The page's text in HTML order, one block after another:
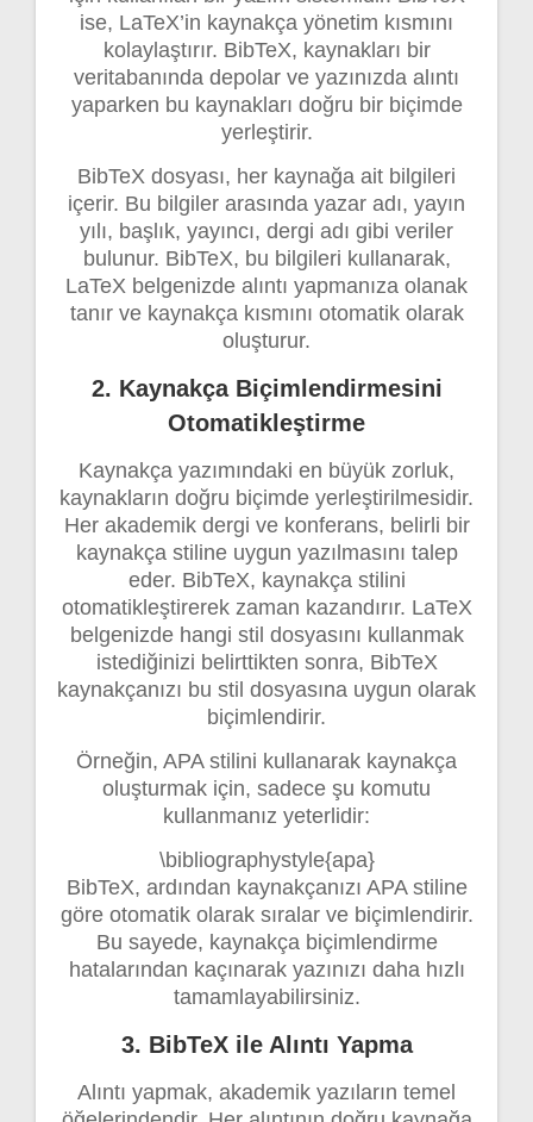
ise, LaTeX’in kaynakça yönetim kısmını
kolaylaştırır. BibTeX, kaynakları bir
veritabanında depolar ve yazınızda alıntı
yaparken bu kaynakları doğru bir biçimde
yerleştirir.
BibTeX dosyası, her kaynağa ait bilgileri
içerir. Bu bilgiler arasında yazar adı, yayın
yılı, başlık, yayıncı, dergi adı gibi veriler
bulunur. BibTeX, bu bilgileri kullanarak,
LaTeX belgenizde alıntı yapmanıza olanak
tanır ve kaynakça kısmını otomatik olarak
oluşturur.
2. Kaynakça Biçimlendirmesini
Otomatikleştirme
Kaynakça yazımındaki en büyük zorluk,
kaynakların doğru biçimde yerleştirilmesidir.
Her akademik dergi ve konferans, belirli bir
kaynakça stiline uygun yazılmasını talep
eder. BibTeX, kaynakça stilini
otomatikleştirerek zaman kazandırır. LaTeX
belgenizde hangi stil dosyasını kullanmak
istediğinizi belirttikten sonra, BibTeX
kaynakçanızı bu stil dosyasına uygun olarak
biçimlendirir.
Örneğin, APA stilini kullanarak kaynakça
oluşturmak için, sadece şu komutu
kullanmanız yeterlidir:
\bibliographystyle{apa}
BibTeX, ardından kaynakçanızı APA stiline
göre otomatik olarak sıralar ve biçimlendirir.
Bu sayede, kaynakça biçimlendirme
hatalarından kaçınarak yazınızı daha hızlı
tamamlayabilirsiniz.
3. BibTeX ile Alıntı Yapma
Alıntı yapmak, akademik yazıların temel